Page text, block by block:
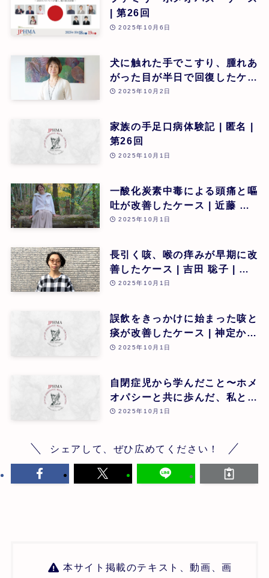
| 第26回
2025年10月6日
犬に触れた手でこすり、腫れあ
がった目が半日で回復したケー
ス | 星野光子 | 第26回
2025年10月2日
家族の手足口病体験記 | 匿名 |
第26回
2025年10月1日
一酸化炭素中毒による頭痛と嘔
吐が改善したケース | 近藤 順
子 | 第26回
2025年10月1日
長引く咳、喉の痒みが早期に改
善したケース | 吉田 聡子 | 第
26回
2025年10月1日
誤飲をきっかけに始まった咳と
痰が改善したケース | 神定かお
り | 第26回
2025年10月1日
自閉症児から学んだこと〜ホメ
オパシーと共に歩んだ、私とY
ちゃんの1年〜 | 木村知佐 | 第
2025年10月1日
シェアして、ぜひ広めてください！
本サイト掲載のテキスト、動画、画